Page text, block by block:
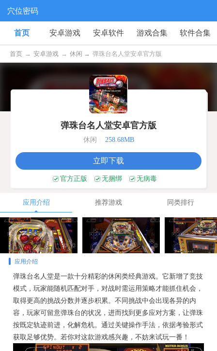
穴位密码
首页 安卓游戏 安卓软件 游戏合集 软件合集
首页 → 安卓游戏 → 休闲 → 弹珠台名人堂安卓官方版
弹珠台名人堂安卓官方版
休闲 258.68MB
立即下载
官方正版 无捆绑 无病毒
应用介绍 推荐游戏 同类排行
应用介绍
弹珠台名人堂是一款十分精彩的休闲类经典游戏。它新增了竞技
模式，玩家能随机匹配对手，对战时需运用策略才能抓住机会，
取得更高的挑战分数并逐步积累。不同挑战中会出现各异的内
容，玩家可留意弹珠台的状况，进而找到更多应对方案，让弹珠
按既定轨迹前进，化解危机。通过关键操作手法，依据考验形式
获取足够优势。若你对这款游戏感兴趣，不妨来试玩一番！